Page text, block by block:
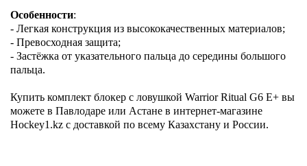
Особенности:
- Легкая конструкция из высококачественных материалов;
- Превосходная защита;
- Застёжка от указательного пальца до середины большого
пальца.
Купить комплект блокер с ловушкой Warrior Ritual G6 E+ вы
можете в Павлодаре или Астане в интернет-магазине
Hockey1.kz с доставкой по всему Казахстану и России.